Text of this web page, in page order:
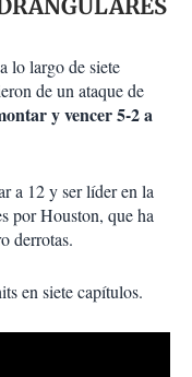
a lo largo de siete
de un ataque de
y vencer 5-2 a
a 12 y ser líder en la
por Houston, que ha
derrotas.
en siete capítulos.